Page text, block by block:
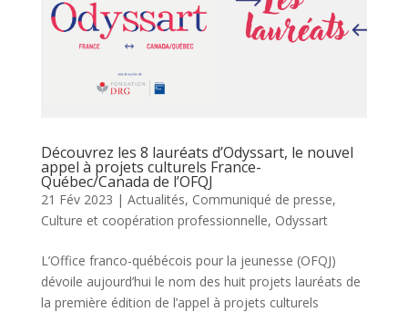
Découvrez les 8 lauréats d’Odyssart, le nouvel
appel à projets culturels France-
Québec/Canada de l’OFQJ
21 Fév 2023 | Actualités, Communiqué de presse,
Culture et coopération professionnelle, Odyssart
L’Office franco-québécois pour la jeunesse (OFQJ)
dévoile aujourd’hui le nom des huit projets lauréats de
la première édition de l’appel à projets culturels